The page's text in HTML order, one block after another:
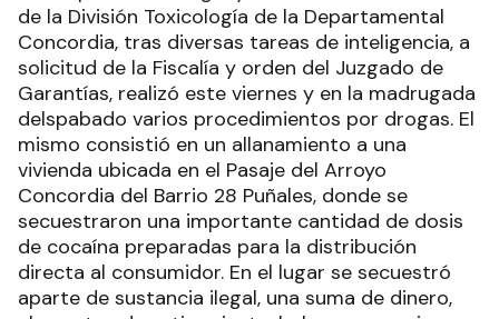
de la División Toxicología de la Departamental
Concordia, tras diversas tareas de inteligencia, a
solicitud de la Fiscalía y orden del Juzgado de
Garantías, realizó este viernes y en la madrugada
delspabado varios procedimientos por drogas. El
mismo consistió en un allanamiento a una
vivienda ubicada en el Pasaje del Arroyo
Concordia del Barrio 28 Puñales, donde se
secuestraron una importante cantidad de dosis
de cocaína preparadas para la distribución
directa al consumidor. En el lugar se secuestró
aparte de sustancia ilegal, una suma de dinero,